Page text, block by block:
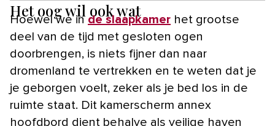
Het oog wil ook wat
Hoewel we in de slaapkamer het grootse
deel van de tijd met gesloten ogen
doorbrengen, is niets fijner dan naar
dromenland te vertrekken en te weten dat je
je geborgen voelt, zeker als je bed los in de
ruimte staat. Dit kamerscherm annex
hoofdbord dient behalve als veilige haven